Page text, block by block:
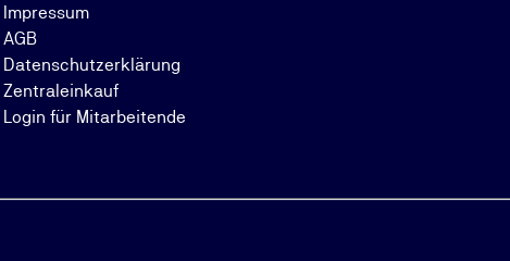
Impressum
AGB
Datenschutzerklärung
Zentraleinkauf
Login für Mitarbeitende